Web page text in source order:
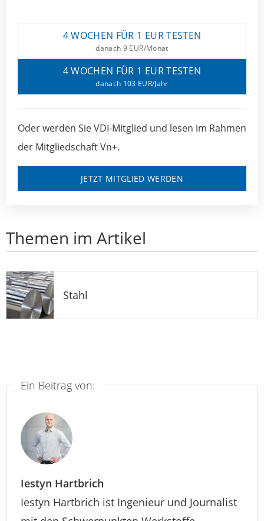
4 WOCHEN FÜR 1 EUR TESTEN
danach 9 EUR/Monat
4 WOCHEN FÜR 1 EUR TESTEN
danach 103 EUR/Jahr
Oder werden Sie VDI-Mitglied und lesen im Rahmen
der Mitgliedschaft Vn+.
JETZT MITGLIED WERDEN
Themen im Artikel
Stahl
Ein Beitrag von:
Iestyn Hartbrich
Iestyn Hartbrich ist Ingenieur und Journalist